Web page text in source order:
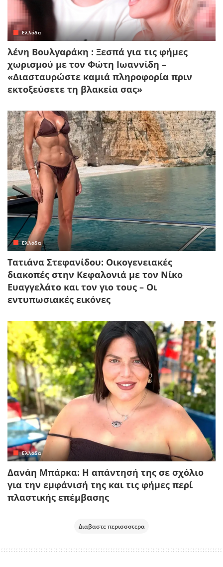
Ελλάδα
λένη Βουλγαράκη : Ξεσπά για τις φήμες
χωρισμού με τον Φώτη Ιωαννίδη –
«Διασταυρώστε καμιά πληροφορία πριν
εκτοξεύσετε τη βλακεία σας»
Ελλάδα
Τατιάνα Στεφανίδου: Οικογενειακές
διακοπές στην Κεφαλονιά με τον Νίκο
Ευαγγελάτο και τον γιο τους – Οι
εντυπωσιακές εικόνες
Ελλάδα
Δανάη Μπάρκα: Η απάντησή της σε σχόλιο
για την εμφάνισή της και τις φήμες περί
πλαστικής επέμβασης
Διαβαστε περισσοτερα